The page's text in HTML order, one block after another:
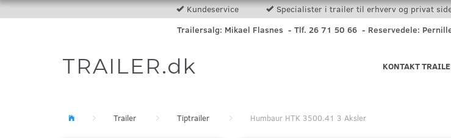
Kundeservice Specialister i trailer til erhverv og privat
Trailersalg: Mikael Flasnes - Tlf. 26 71 50 66 - Reservedele:
TRAILER.dk KONTAKT
Trailer Tiptrailer Humbaur HTK 3500.41 3 Aksler